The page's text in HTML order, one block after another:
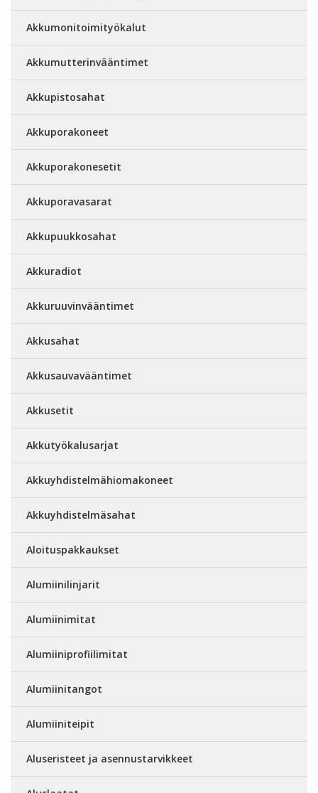
Akkumonitoimityökalut
Akkumutterinvääntimet
Akkupistosahat
Akkuporakoneet
Akkuporakonesetit
Akkuporavasarat
Akkupuukkosahat
Akkuradiot
Akkuruuvinvääntimet
Akkusahat
Akkusauvavääntimet
Akkusetit
Akkutyökalusarjat
Akkuyhdistelmähiomakoneet
Akkuyhdistelmäsahat
Aloituspakkaukset
Alumiinilinjarit
Alumiinimitat
Alumiiniprofiilimitat
Alumiinitangot
Alumiiniteipit
Aluseristeet ja asennustarvikkeet